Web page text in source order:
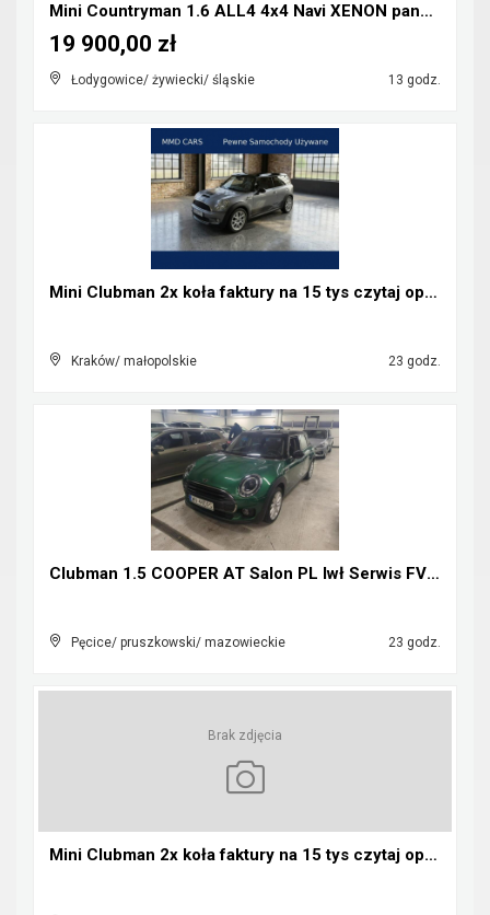
Mini Countryman 1.6 ALL4 4x4 Navi XENON panorama
Łodygowice/ żywiecki/ śląskie 13 godz.
19 900,00 zł
Mini Clubman 2x koła faktury na 15 tys czytaj opis...
Kraków/ małopolskie 23 godz.
Clubman 1.5 COOPER AT Salon PL Iwł Serwis FV23%
Pęcice/ pruszkowski/ mazowieckie 23 godz.
Brak zdjęcia
Mini Clubman 2x koła faktury na 15 tys czytaj opis...